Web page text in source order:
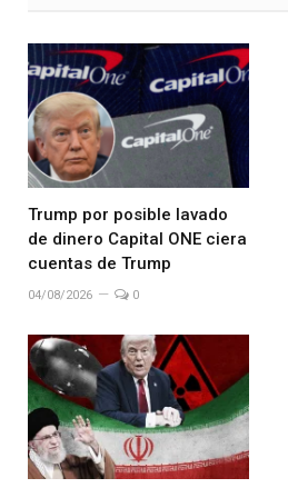
Trump por posible lavado
de dinero Capital ONE ciera
cuentas de Trump
04/08/2026 0